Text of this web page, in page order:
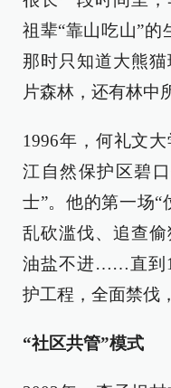
祖辈“靠山吃山”的
那时只知道大熊
片森林，还有林中
1996年，何礼文
江自然保护区碧
士”。他的第一场
乱砍滥伐、追查
油盐不进……直到
护工程，全面禁伐
“社区共管”模式